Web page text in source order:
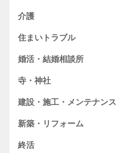
介護
住まいトラブル
婚活・結婚相談所
寺・神社
建設・施工・メンテナン
新築・リフォーム
終活